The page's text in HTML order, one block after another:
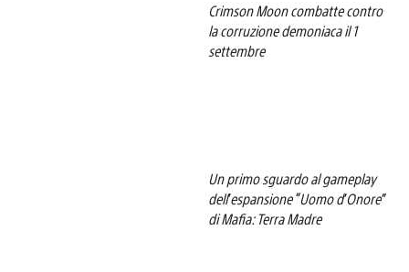
Crimson Moon combatte contro
la corruzione demoniaca il 1
settembre
Un primo sguardo al gameplay
dell’espansione “Uomo d’Onore”
di Mafia: Terra Madre